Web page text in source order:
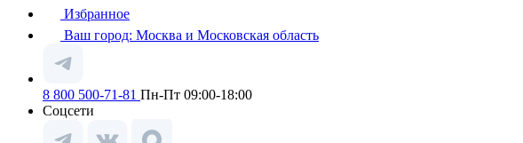
Избранное
Ваш город: Москва и Московская область
8 800 500-71-81 Пн-Пт 09:00-18:00
Соцсети